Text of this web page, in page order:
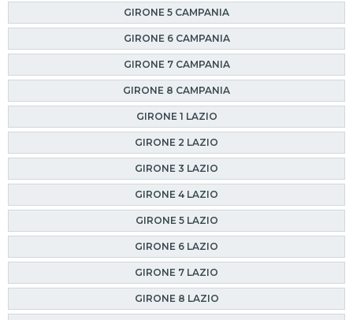
GIRONE 5 CAMPANIA
GIRONE 6 CAMPANIA
GIRONE 7 CAMPANIA
GIRONE 8 CAMPANIA
GIRONE 1 LAZIO
GIRONE 2 LAZIO
GIRONE 3 LAZIO
GIRONE 4 LAZIO
GIRONE 5 LAZIO
GIRONE 6 LAZIO
GIRONE 7 LAZIO
GIRONE 8 LAZIO